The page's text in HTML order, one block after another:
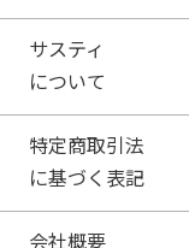
サスティ
について
特定商取引法
に基づく表記
会社概要